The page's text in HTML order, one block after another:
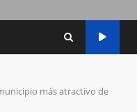
más atractivo de